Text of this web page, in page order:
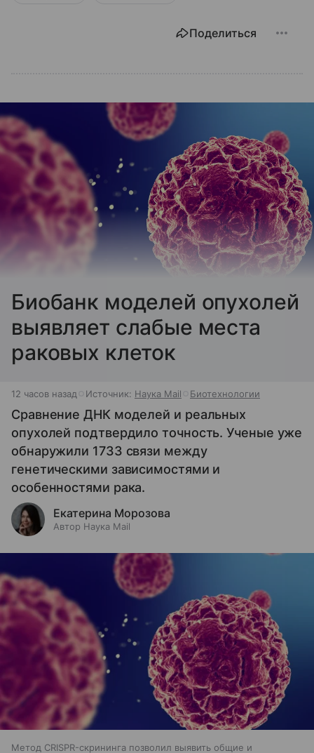
Поделиться
Биобанк моделей опухолей
выявляет слабые места
раковых клеток
12 часов назад Источник: Наука Mail Биотехнологии
Сравнение ДНК моделей и реальных
опухолей подтвердило точность. Ученые уже
обнаружили 1733 связи между
генетическими зависимостями и
особенностями рака.
Екатерина Морозова
Автор Наука Mail
Метод CRISPR-скрининга позволил выявить общие и